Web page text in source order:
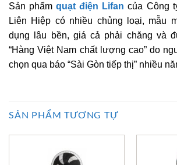
Sản phẩmquạt điện Lifan của Công
Liên Hiệp có nhiều chủng loại, mẫu
dụng lâu bền, giá cả phải chăng và
“Hàng Việt Nam chất lượng cao” do
chọn qua báo “Sài Gòn tiếp thị” nhiều
SẢN PHẨM TƯƠNG TỰ